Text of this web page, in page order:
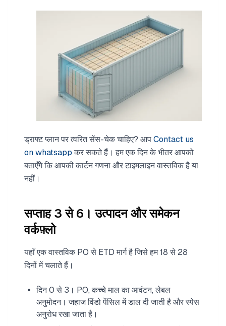
ड्राफ्ट प्लान पर त्वरित सेंस-चेक चाहिए? आप Contact us
on whatsapp कर सकते हैं। हम एक दिन के भीतर आपको
बताएँगे कि आपकी कार्टन गणना और टाइमलाइन वास्तविक है या
नहीं।
सप्ताह 3 से 6। उत्पादन और समेकन
वर्कफ़्लो
यहाँ एक वास्तविक PO से ETD मार्ग है जिसे हम 18 से 28
दिनों में चलाते हैं।
दिन 0 से 3। PO, कच्चे माल का आवंटन, लेबल
अनुमोदन। जहाज विंडो पेंसिल में डाल दी जाती है और स्पेस
अनुरोध रखा जाता है।